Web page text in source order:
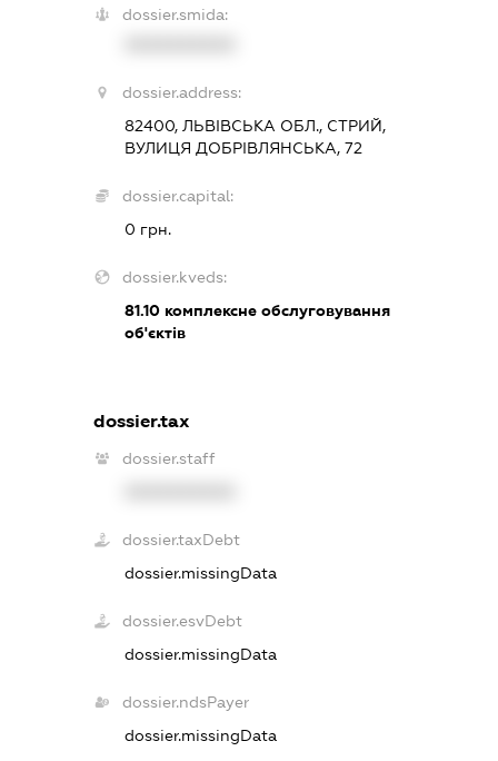
dossier.smida:
dossier.address:
82400, ЛЬВІВСЬКА ОБЛ., СТРИЙ,
ВУЛИЦЯ ДОБРІВЛЯНСЬКА, 72
dossier.capital:
0 грн.
dossier.kveds:
81.10комплексне обслуговування
об'єктів
dossier.tax
dossier.staff
dossier.taxDebt
dossier.missingData
dossier.esvDebt
dossier.missingData
dossier.ndsPayer
dossier.missingData